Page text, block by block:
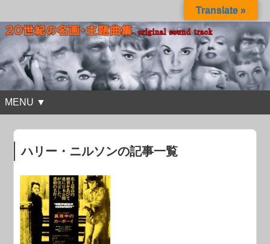
MENU ▼
ハリー・ニルソンの記事一覧
Translate »